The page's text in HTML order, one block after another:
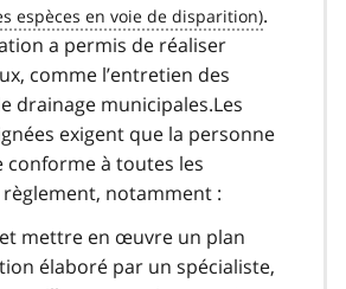
.
a permis de réaliser
comme l’entretien des
drainage municipales.Les
exigent que la personne
conforme à toutes les
notamment :
mettre en œuvre un plan
élaboré par un spécialiste,